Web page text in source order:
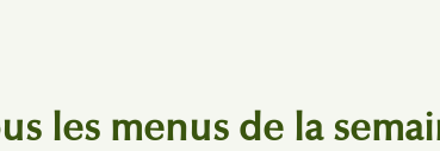
les menus de la